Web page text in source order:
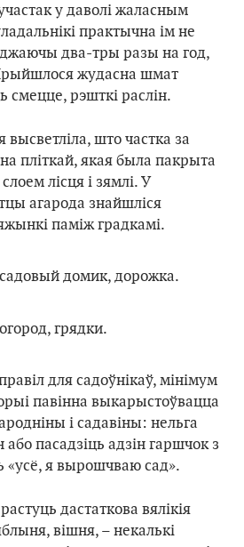
у даволі жаласным
практычна ім не
два-тры разы на год,
жудасна шмат
смецце, рэшткі раслін.
высветліла, што частка за
пліткай, якая была пакрыта
лісця і зямлі. У
агарода знайшліся
паміж градкамі.
для садоўнікаў, мінімум
павінна выкарыстоўвацца
і садавіны: нельга
або пасадзіць адзін гаршчок з
«усё, я вырошчваю сад».
дастаткова вялікія
вішня, – некалькі